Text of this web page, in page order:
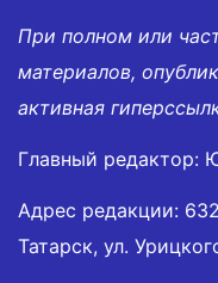
При полном или
материалов,
активная
Главный редактор:
Адрес редакции:
Татарск, ул.